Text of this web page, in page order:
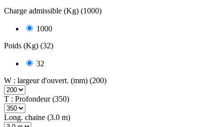
Charge admissible (Kg) (1000)
1000
Poids (Kg) (32)
32
W : largeur d'ouvert. (mm) (200)
T : Profondeur (350)
Long. chaine (3.0 m)